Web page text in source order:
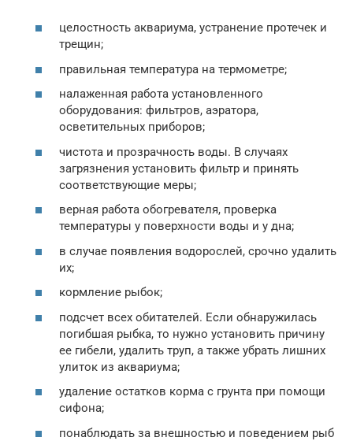
целостность аквариума, устранение протечек и
трещин;
правильная температура на термометре;
налаженная работа установленного
оборудования: фильтров, аэратора,
осветительных приборов;
чистота и прозрачность воды. В случаях
загрязнения установить фильтр и принять
соответствующие меры;
верная работа обогревателя, проверка
температуры у поверхности воды и у дна;
в случае появления водорослей, срочно удалить
их;
кормление рыбок;
подсчет всех обитателей. Если обнаружилась
погибшая рыбка, то нужно установить причину
ее гибели, удалить труп, а также убрать лишних
улиток из аквариума;
удаление остатков корма с грунта при помощи
сифона;
понаблюдать за внешностью и поведением рыб